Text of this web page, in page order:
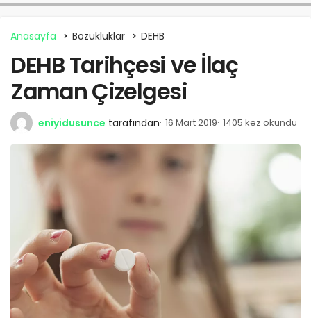
Anasayfa Bozukluklar DEHB
DEHB Tarihçesi ve İlaç
Zaman Çizelgesi
eniyidusunce tarafından 16 Mart 2019 1405 kez okundu